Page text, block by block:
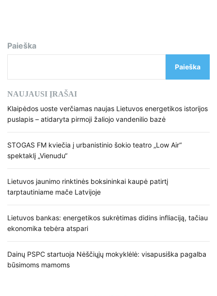
Paieška
Paieška
NAUJAUSI ĮRAŠAI
Klaipėdos uoste verčiamas naujas Lietuvos energetikos istorijos
puslapis – atidaryta pirmoji žaliojo vandenilio bazė
STOGAS FM kviečia į urbanistinio šokio teatro „Low Air“
spektaklį „Vienudu“
Lietuvos jaunimo rinktinės boksininkai kaupė patirtį
tarptautiniame mače Latvijoje
Lietuvos bankas: energetikos sukrėtimas didins infliaciją, tačiau
ekonomika tebėra atspari
Dainų PSPC startuoja Nėščiųjų mokyklėlė: visapusiška pagalba
būsimoms mamoms